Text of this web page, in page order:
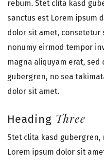
rebum. Stet clita kasd
sanctus est Lorem ipsum
dolor sit amet, consetetur
nonumy eirmod tempor
magna aliquyam erat, sed
gubergren, no sea
dolor sit amet.
Heading Three
Stet clita kasd gubergren,
Lorem ipsum dolor sit